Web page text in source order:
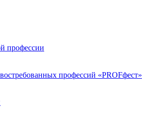
профессии
профессий «PROFфест»